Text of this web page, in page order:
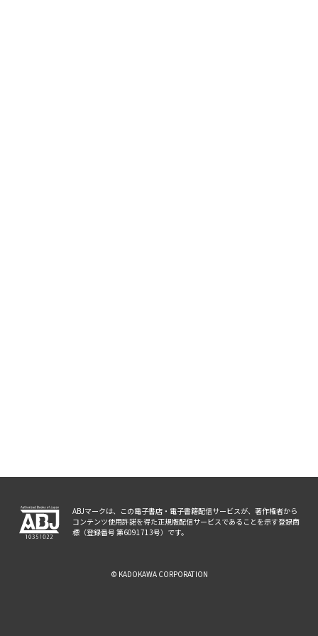
ABJマークは、この電子書店・電子書籍配信サービスが、著作権者から
コンテンツ使用許諾を得た正規版配信サービスであることを示す登録商
標（登録番号 第6091713号）です。
© KADOKAWA CORPORATION